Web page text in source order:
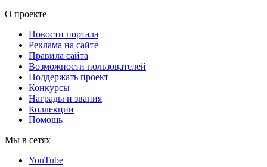
О проекте
Новости портала
Реклама на сайте
Правила сайта
Возможности пользователей
Поддержать проект
Конкурсы
Награды и звания
Коллекции
Помощь
Мы в сетях
YouTube